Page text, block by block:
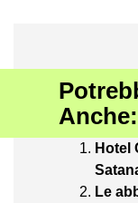
Anche:
Hotel
Le